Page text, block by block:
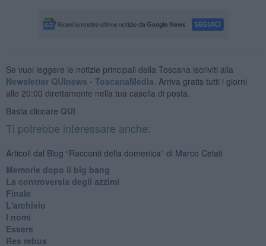
Se vuoi leggere le notizie principali della Toscana iscriviti alla
Newsletter QUInews - ToscanaMedia. Arriva gratis tutti i giorni
alle 20:00 direttamente nella tua casella di posta.
Basta cliccare QUI
Ti potrebbe interessare anche:
Articoli dal Blog “Racconti della domenica” di Marco Celati
Memorie dopo il big bang
La controversia degli azzimi
Finale
L'archivio
I nomi
Essere
Res rebus